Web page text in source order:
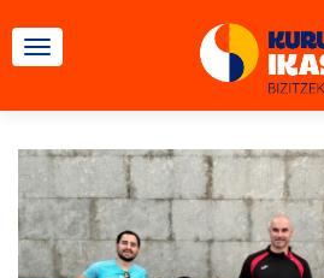
TOGGLE NAVIGATION